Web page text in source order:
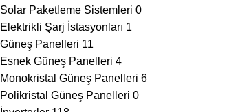
Solar Paketleme Sistemleri 0
Elektrikli Şarj İstasyonları 1
Güneş Panelleri 11
Esnek Güneş Panelleri 4
Monokristal Güneş Panelleri 6
Polikristal Güneş Panelleri 0